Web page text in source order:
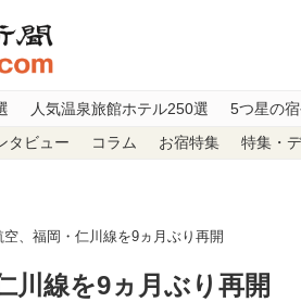
人気温泉旅館ホテル250選 5つ星の
タビュー コラム お宿特集 特集・
空、福岡・仁川線を9ヵ月ぶり再開
川線を9ヵ月ぶり再開